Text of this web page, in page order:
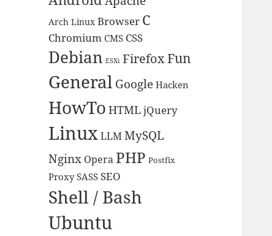
Arch Linux Browser C
Chromium CMS CSS
Debian ESXi FirefoxFun
GeneralGoogle Hacken
HowTo HTMLjQuery
LinuxLLMMySQL
Nginx Opera PHP Postfix
Proxy SASS SEO
Shell / Bash
Ubuntu